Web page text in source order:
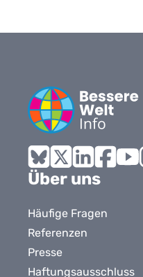
Bluesky
X LinkedInFacebook
Über uns
Häufige Fragen
Referenzen
Presse
Haftungsausschluss